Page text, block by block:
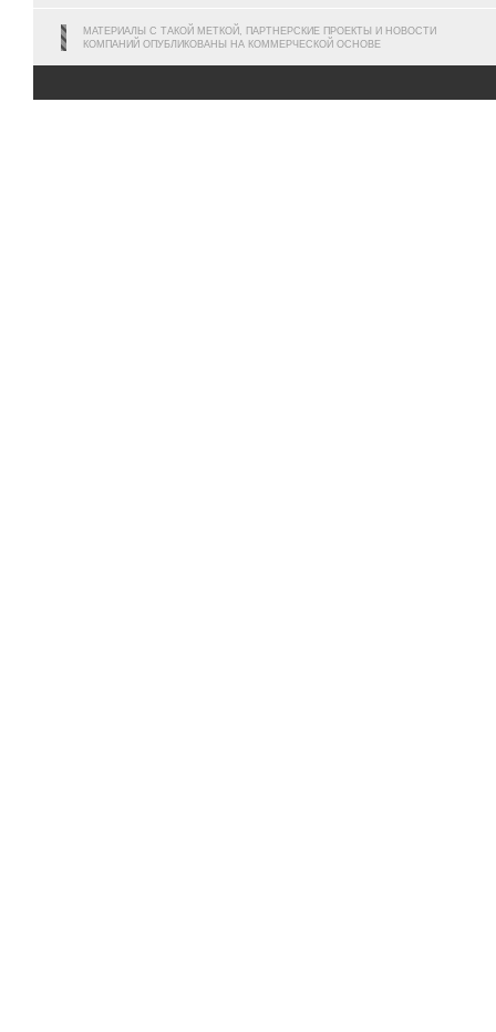
МАТЕРИАЛЫ С ТАКОЙ МЕТКОЙ, ПАРТНЕРСКИЕ ПРОЕКТЫ И НОВОСТИ
КОМПАНИЙ ОПУБЛИКОВАНЫ НА КОММЕРЧЕСКОЙ ОСНОВЕ